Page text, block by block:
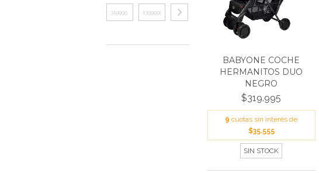
BABYONE COCHE
HERMANITOS DUO
NEGRO
$319.995
9 cuotas sin interés de
$35.555
SIN STOCK